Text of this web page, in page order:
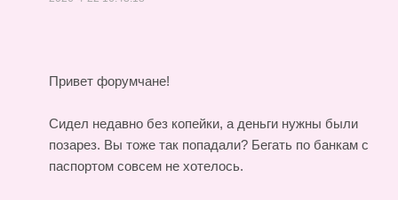
Привет форумчане!
Сидел недавно без копейки, а деньги нужны были
позарез. Вы тоже так попадали? Бегать по банкам с
паспортом совсем не хотелось.